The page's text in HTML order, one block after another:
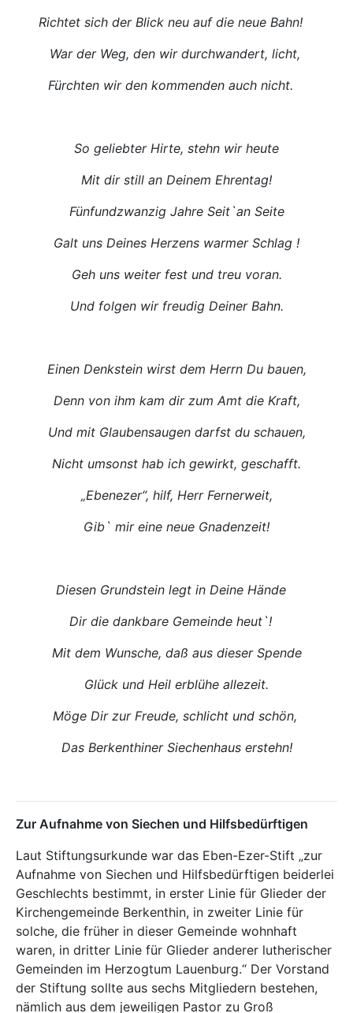
Richtet sich der Blick neu auf die neue Bahn!
War der Weg, den wir durchwandert, licht,
Fürchten wir den kommenden auch nicht.
So geliebter Hirte, stehn wir heute
Mit dir still an Deinem Ehrentag!
Fünfundzwanzig Jahre Seit`an Seite
Galt uns Deines Herzens warmer Schlag !
Geh uns weiter fest und treu voran.
Und folgen wir freudig Deiner Bahn.
Einen Denkstein wirst dem Herrn Du bauen,
Denn von ihm kam dir zum Amt die Kraft,
Und mit Glaubensaugen darfst du schauen,
Nicht umsonst hab ich gewirkt, geschafft.
„Ebenezer“, hilf, Herr Fernerweit,
Gib` mir eine neue Gnadenzeit!
Diesen Grundstein legt in Deine Hände
Dir die dankbare Gemeinde heut`!
Mit dem Wunsche, daß aus dieser Spende
Glück und Heil erblühe allezeit.
Möge Dir zur Freude, schlicht und schön,
Das Berkenthiner Siechenhaus erstehn!
Zur Aufnahme von Siechen und Hilfsbedürftigen
Laut Stiftungsurkunde war das Eben-Ezer-Stift „zur
Aufnahme von Siechen und Hilfsbedürftigen beiderlei
Geschlechts bestimmt, in erster Linie für Glieder der
Kirchengemeinde Berkenthin, in zweiter Linie für
solche, die früher in dieser Gemeinde wohnhaft
waren, in dritter Linie für Glieder anderer lutherischer
Gemeinden im Herzogtum Lauenburg.“ Der Vorstand
der Stiftung sollte aus sechs Mitgliedern bestehen,
nämlich aus dem jeweiligen Pastor zu Groß